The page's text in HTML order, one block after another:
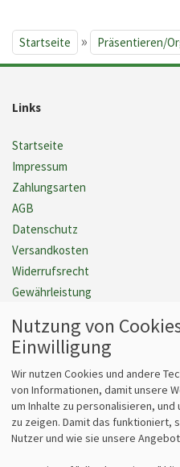
Startseite » Präsentieren/
Links
Startseite
Impressum
Zahlungsarten
AGB
Datenschutz
Versandkosten
Widerrufsrecht
Gewährleistung
Cookie Einstellungen verwalten
Vertrag widerrufen
Fragen
Kontaktformular
Fragen zum Vertrieb?
Nutzung von
Einwilligung
Wir nutzen Cookies und andere
von Informationen, damit unsere
um Inhalte zu personalisieren,
zu zeigen. Damit das funktioniert,
Nutzer und wie sie unsere